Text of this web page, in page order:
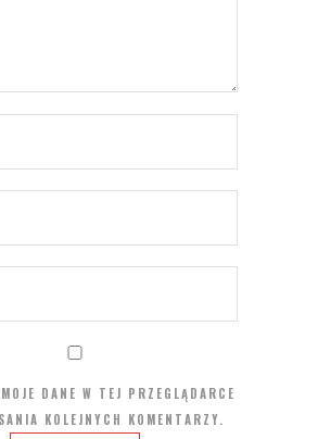
DANE W TEJ PRZEGLĄDARCE
KOLEJNYCH KOMENTARZY.